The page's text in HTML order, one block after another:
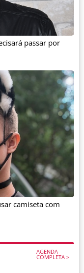
AGENDA
COMPLETA >
passar por
camiseta com